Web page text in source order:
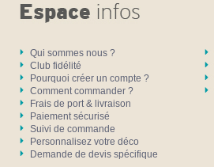
Qui sommes nous ?
Club fidélité
Pourquoi créer un compte ?
Comment commander ?
Frais de port & livraison
Paiement sécurisé
Suivi de commande
Personnalisez votre déco
Demande de devis spécifique